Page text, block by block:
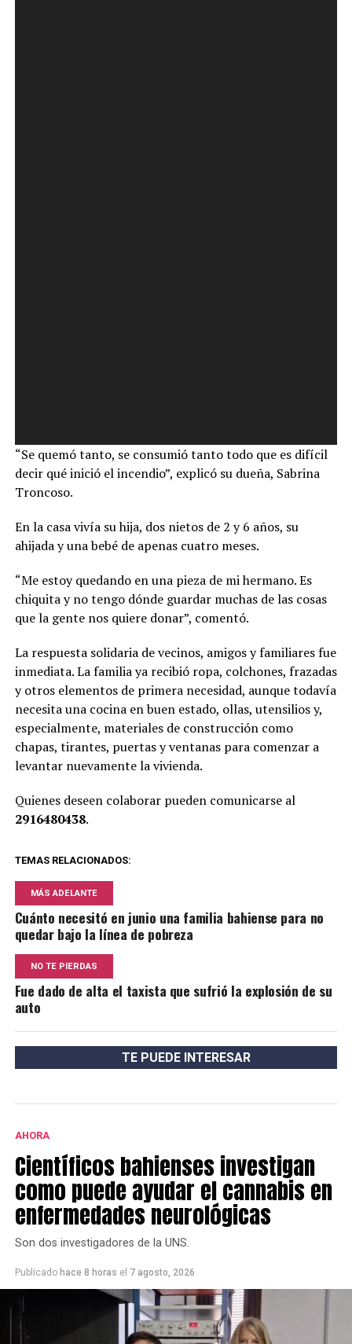
“Se quemó tanto, se consumió tanto todo que es difícil
decir qué inició el incendio”, explicó su dueña, Sabrina
Troncoso.
En la casa vivía su hija, dos nietos de 2 y 6 años, su
ahijada y una bebé de apenas cuatro meses.
“Me estoy quedando en una pieza de mi hermano. Es
chiquita y no tengo dónde guardar muchas de las cosas
que la gente nos quiere donar”, comentó.
La respuesta solidaria de vecinos, amigos y familiares fue
inmediata. La familia ya recibió ropa, colchones, frazadas
y otros elementos de primera necesidad, aunque todavía
necesita una cocina en buen estado, ollas, utensilios y,
especialmente, materiales de construcción como
chapas, tirantes, puertas y ventanas para comenzar a
levantar nuevamente la vivienda.
Quienes deseen colaborar pueden comunicarse al
2916480438.
TEMAS RELACIONADOS:
MÁS ADELANTE
Cuánto necesitó en junio una familia bahiense para no
quedar bajo la línea de pobreza
NO TE PIERDAS
Fue dado de alta el taxista que sufrió la explosión de su
auto
TE PUEDE INTERESAR
AHORA
Científicos bahienses investigan
como puede ayudar el cannabis en
enfermedades neurológicas
Son dos investigadores de la UNS.
Publicado hace 8 horas el 7 agosto, 2026